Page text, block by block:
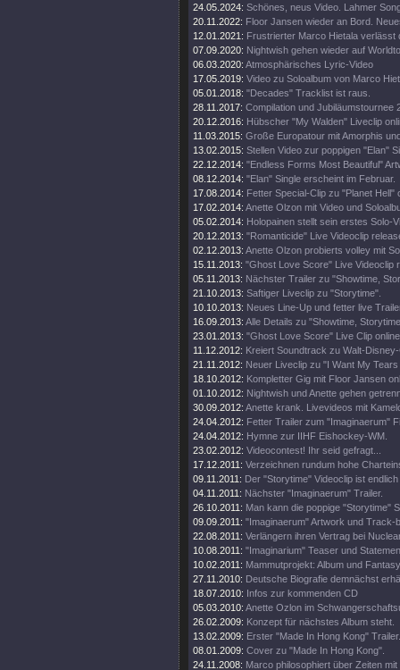
24.05.2024: Schönes, neus Video. Lahmer
20.11.2022: Floor Jansen wieder an Bord.
12.01.2021: Frustrierter Marco Hietala verlässt
07.09.2020: Nightwish gehen wieder auf
06.03.2020: Atmosphärisches Lyric-Video
17.05.2019: Video zu Soloalbum von Marco
05.01.2018: "Decades" Tracklist ist raus.
28.11.2017: Compilation und Jubiläumstournee
20.12.2016: Hübscher "My Walden" Liveclip
11.03.2015: Große Europatour mit Amorphis
13.02.2015: Stellen Video zur poppigen "Elan"
22.12.2014: "Endless Forms Most Beautiful"
08.12.2014: "Elan" Single erscheint im Februar.
17.08.2014: Fetter Special-Clip zu "Planet Hell"
17.02.2014: Anette Olzon mit Video und
05.02.2014: Holopainen stellt sein erstes Solo-
20.12.2013: "Romanticide" Live Videoclip
02.12.2013: Anette Olzon probierts volley mit
15.11.2013: "Ghost Love Score" Live Videoclip
05.11.2013: Nächster Trailer zu "Showtime,
21.10.2013: Saftiger Liveclip zu "Storytime".
10.10.2013: Neues Line-Up und fetter live
16.09.2013: Alle Details zu "Showtime,
23.01.2013: "Ghost Love Score" Live Clip
11.12.2012: Kreiert Soundtrack zu Walt-
21.11.2012: Neuer Liveclip zu "I Want My
18.10.2012: Kompletter Gig mit Floor Jansen
01.10.2012: Nightwish und Anette gehen
30.09.2012: Anette krank. Livevideos mit
24.04.2012: Fetter Trailer zum "Imaginaerum"
24.04.2012: Hymne zur IIHF Eishockey-WM.
23.02.2012: Videocontest! Ihr seid gefragt...
17.12.2011: Verzeichnen rundum hohe
09.11.2011: Der "Storytime" Videoclip ist endlich
04.11.2011: Nächster "Imaginaerum" Trailer.
26.10.2011: Man kann die poppige "Storytime"
09.09.2011: "Imaginaerum" Artwork und Track-
22.08.2011: Verlängern ihren Vertrag bei
10.08.2011: "Imaginarium" Teaser und
10.02.2011: Mammutprojekt: Album und
27.11.2010: Deutsche Biografie demnächst
18.07.2010: Infos zur kommenden CD
05.03.2010: Anette Ozlon im
26.02.2009: Konzept für nächstes Album steht.
13.02.2009: Erster "Made In Hong Kong" Trailer.
08.01.2009: Cover zu "Made In Hong Kong".
24.11.2008: Marco philosophiert über Zeiten mit